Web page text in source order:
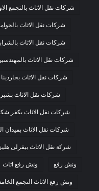
شركات نقل الاثاث بالتجمع
شركات نقل الاثاث
شركات نقل الاثاث
شركات نقل الاثاث
شركات نقل الاثاث بجاردينا
شركات نقل الاثاث
شركات نقل الاثاث بكفر
شركات نقل الاثاث بميدان
شركة نقل الاثاث بيفرلى هليز
ونش رفع ونش رفع اثاث
ونش رفع الاثاث التجمع